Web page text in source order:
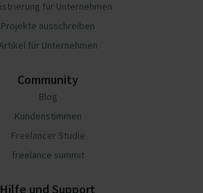
für Unternehmen
Projekte ausschreiben
für Unternehmen
Community
Blog
Kundenstimmen
Freelancer Studie
freelance summit
Hilfe und Support